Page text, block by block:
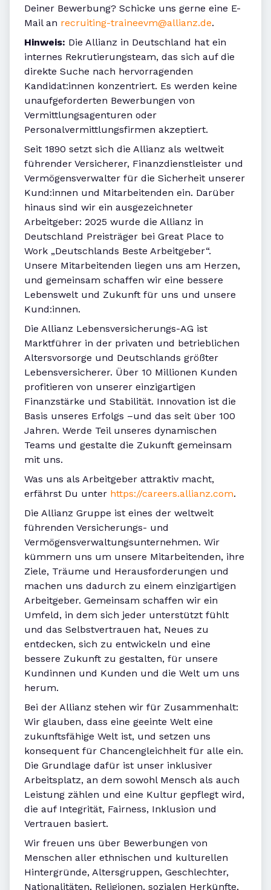
Deiner Bewerbung? Schicke uns gerne eine E-
Mail an recruiting-traineevm@allianz.de.
Hinweis: Die Allianz in Deutschland hat ein
internes Rekrutierungsteam, das sich auf die
direkte Suche nach hervorragenden
Kandidat:innen konzentriert. Es werden keine
unaufgeforderten Bewerbungen von
Vermittlungsagenturen oder
Personalvermittlungsfirmen akzeptiert.
Seit 1890 setzt sich die Allianz als weltweit
führender Versicherer, Finanzdienstleister und
Vermögensverwalter für die Sicherheit unserer
Kund:innen und Mitarbeitenden ein. Darüber
hinaus sind wir ein ausgezeichneter
Arbeitgeber: 2025 wurde die Allianz in
Deutschland Preisträger bei Great Place to
Work „Deutschlands Beste Arbeitgeber“.
Unsere Mitarbeitenden liegen uns am Herzen,
und gemeinsam schaffen wir eine bessere
Lebenswelt und Zukunft für uns und unsere
Kund:innen.
Die Allianz Lebensversicherungs-AG ist
Marktführer in der privaten und betrieblichen
Altersvorsorge und Deutschlands größter
Lebensversicherer. Über 10 Millionen Kunden
profitieren von unserer einzigartigen
Finanzstärke und Stabilität. Innovation ist die
Basis unseres Erfolgs –und das seit über 100
Jahren. Werde Teil unseres dynamischen
Teams und gestalte die Zukunft gemeinsam
mit uns.
Was uns als Arbeitgeber attraktiv macht,
erfährst Du unter https://careers.allianz.com.
Die Allianz Gruppe ist eines der weltweit
führenden Versicherungs- und
Vermögensverwaltungsunternehmen. Wir
kümmern uns um unsere Mitarbeitenden, ihre
Ziele, Träume und Herausforderungen und
machen uns dadurch zu einem einzigartigen
Arbeitgeber. Gemeinsam schaffen wir ein
Umfeld, in dem sich jeder unterstützt fühlt
und das Selbstvertrauen hat, Neues zu
entdecken, sich zu entwickeln und eine
bessere Zukunft zu gestalten, für unsere
Kundinnen und Kunden und die Welt um uns
herum.
Bei der Allianz stehen wir für Zusammenhalt:
Wir glauben, dass eine geeinte Welt eine
zukunftsfähige Welt ist, und setzen uns
konsequent für Chancengleichheit für alle ein.
Die Grundlage dafür ist unser inklusiver
Arbeitsplatz, an dem sowohl Mensch als auch
Leistung zählen und eine Kultur gepflegt wird,
die auf Integrität, Fairness, Inklusion und
Vertrauen basiert.
Wir freuen uns über Bewerbungen von
Menschen aller ethnischen und kulturellen
Hintergründe, Altersgruppen, Geschlechter,
Nationalitäten, Religionen, sozialen Herkünfte,